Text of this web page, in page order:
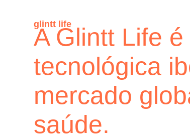
glintt life
A Glintt Life
tecnológica
mercado
saúde.